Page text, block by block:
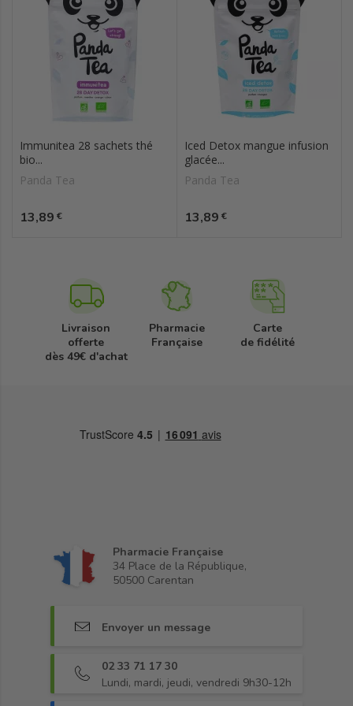
Immunitea 28 sachets thé
bio...
Panda Tea
Prix
13,89 €
Iced Detox mangue infusion
glacée...
Panda Tea
Prix
13,89 €
Livraison
offerte
dès 49€ d'achat
Pharmacie
Française
Carte
de fidélité
Pharmacie Française
34 Place de la République,
50500 Carentan
Envoyer un message
02 33 71 17 30
Lundi, mardi, jeudi, vendredi 9h30-12h